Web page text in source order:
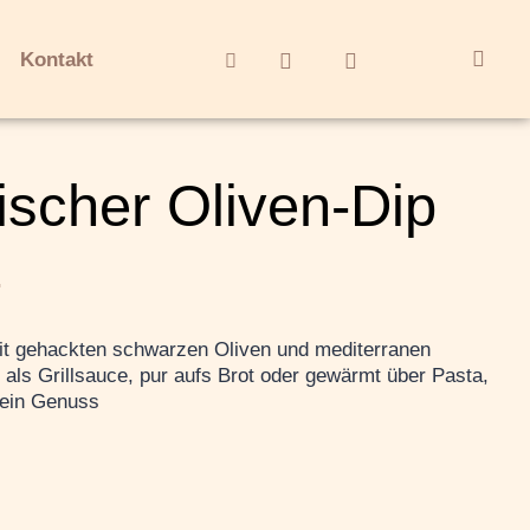
Kontakt
Oliven-Dip
gehackten schwarzen Oliven und mediterranen
Grillsauce, pur aufs Brot oder gewärmt über Pasta,
Genuss